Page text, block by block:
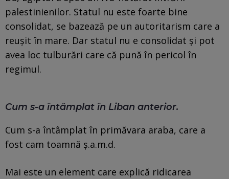
palestinienilor. Statul nu este foarte bine
consolidat, se bazează pe un autoritarism care a
reușit în mare. Dar statul nu e consolidat și pot
avea loc tulburări care că pună în pericol în
regimul.
Cum s-a întâmplat în Liban anterior.
Cum s-a întâmplat în primăvara araba, care a
fost cam toamnă ș.a.m.d.
Mai este un element care explică ridicarea